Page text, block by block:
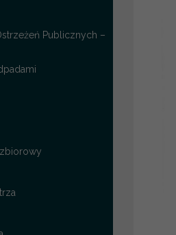
Publicznych –